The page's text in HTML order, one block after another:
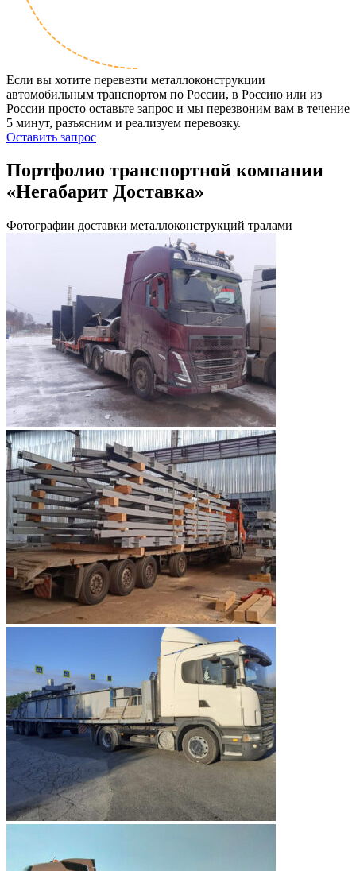
Если вы хотите перевезти металлоконструкции
автомобильным транспортом по России, в Россию или из
России просто оставьте запрос и мы перезвоним вам в течение
5 минут, разъясним и реализуем перевозку.
Оставить запрос
Портфолио транспортной компании
«Негабарит Доставка»
Фотографии доставки металлоконструкций тралами